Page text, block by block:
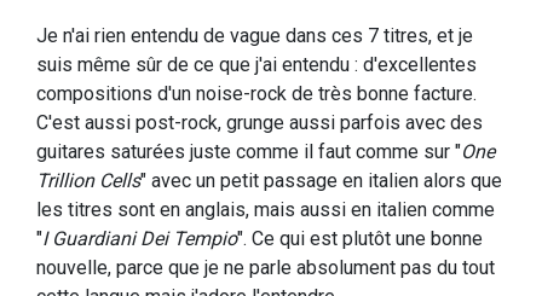
Je n'ai rien entendu de vague dans ces 7 titres, et je
suis même sûr de ce que j'ai entendu : d'excellentes
compositions d'un noise-rock de très bonne facture.
C'est aussi post-rock, grunge aussi parfois avec des
guitares saturées juste comme il faut comme sur "One
Trillion Cells" avec un petit passage en italien alors que
les titres sont en anglais, mais aussi en italien comme
"I Guardiani Dei Tempio". Ce qui est plutôt une bonne
nouvelle, parce que je ne parle absolument pas du tout